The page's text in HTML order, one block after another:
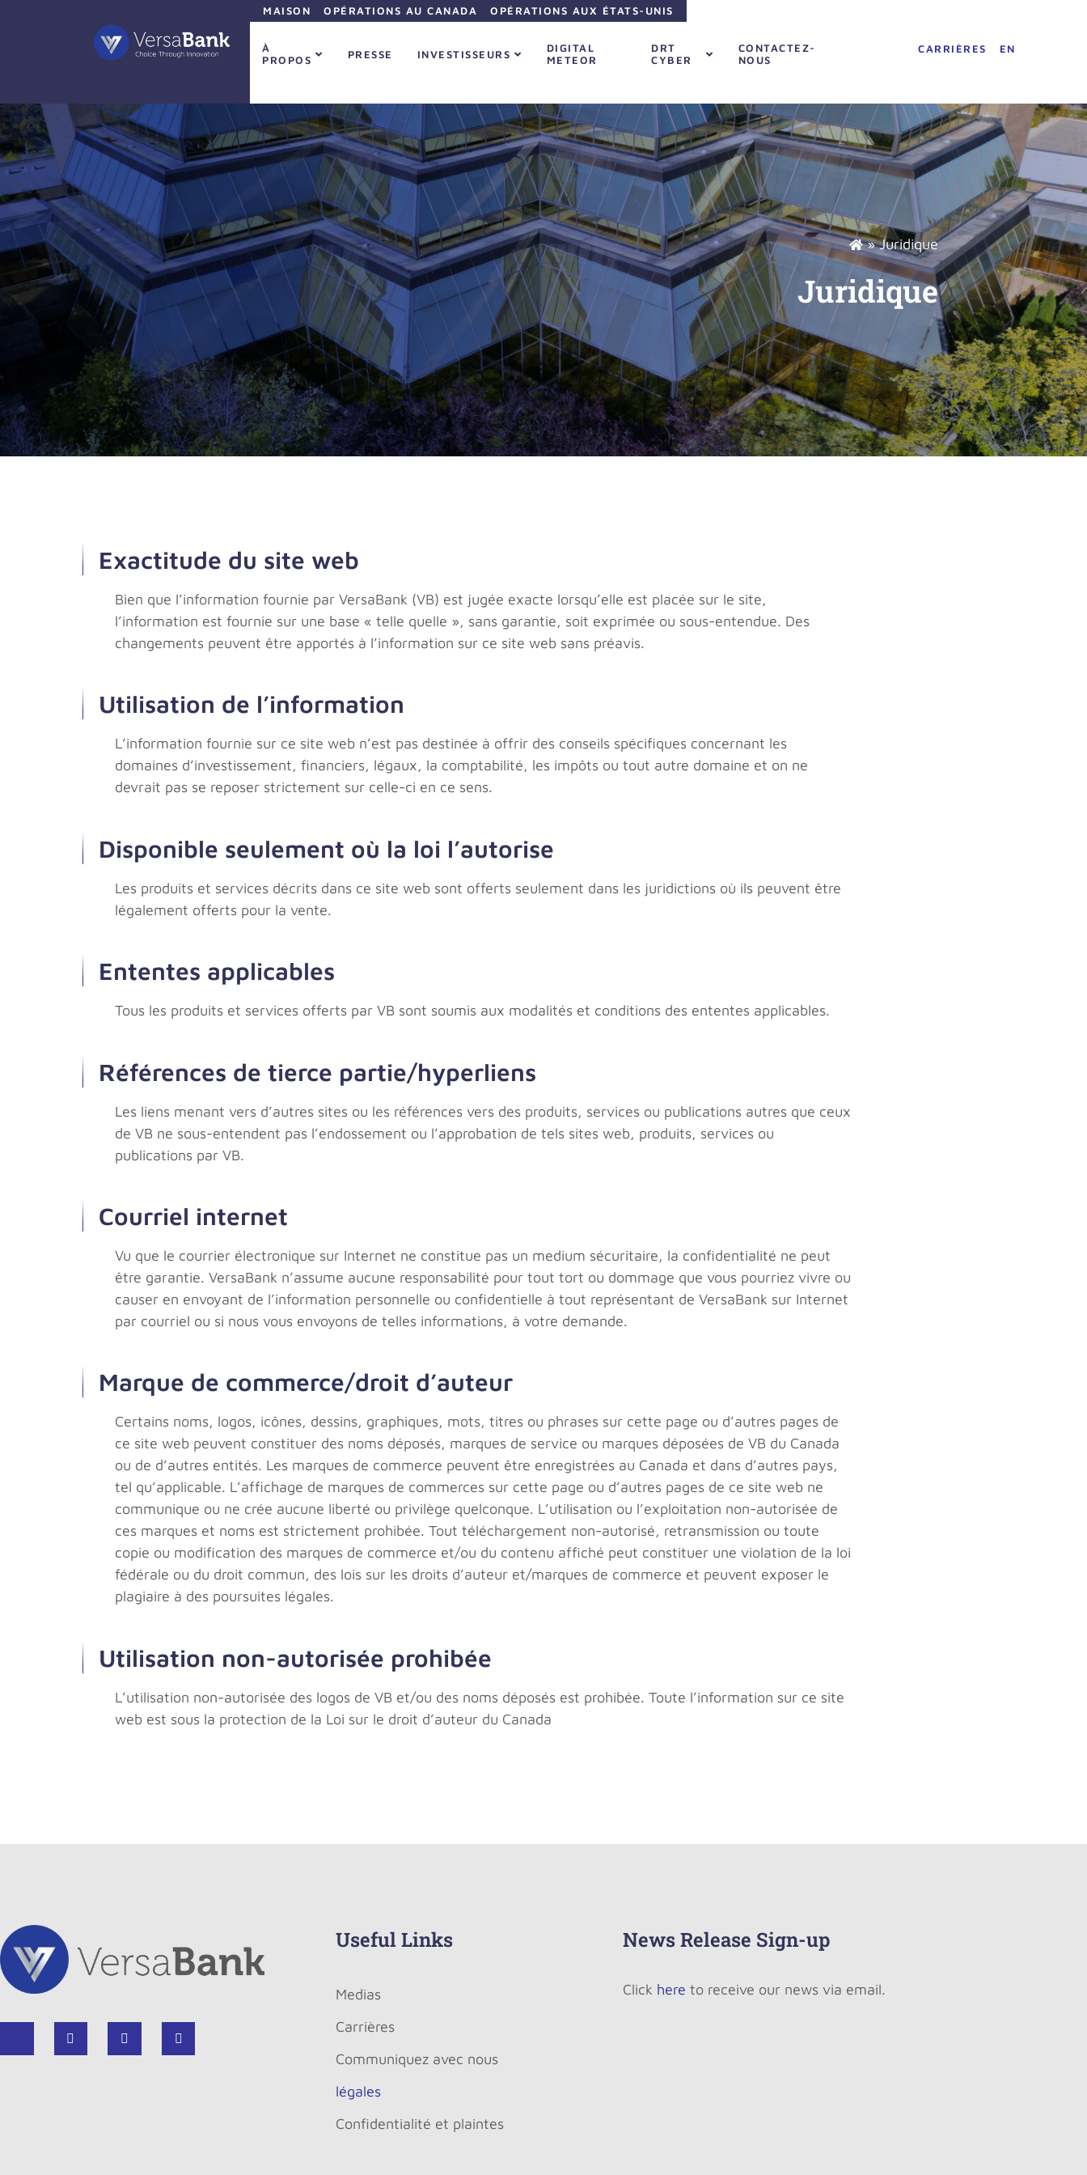
MAISON OPÉRATIONS AU CANADA OPÉRATIONS AUX ÉTATS-UNIS
À
PROPOS
PRESSE INVESTISSEURS
DIGITAL
METEOR
DRT
CYBER
CONTACTEZ-
NOUS
CARRIÈRES EN
»Juridique
Juridique
Exactitude du site web
Bien que l’information fournie par VersaBank (VB) est jugée exacte lorsqu’elle est placée sur le site,
l’information est fournie sur une base « telle quelle », sans garantie, soit exprimée ou sous-entendue. Des
changements peuvent être apportés à l’information sur ce site web sans préavis.
Utilisation de l’information
L’information fournie sur ce site web n’est pas destinée à offrir des conseils spécifiques concernant les
domaines d’investissement, financiers, légaux, la comptabilité, les impôts ou tout autre domaine et on ne
devrait pas se reposer strictement sur celle-ci en ce sens.
Disponible seulement où la loi l’autorise
Les produits et services décrits dans ce site web sont offerts seulement dans les juridictions où ils peuvent être
légalement offerts pour la vente.
Ententes applicables
Tous les produits et services offerts par VB sont soumis aux modalités et conditions des ententes applicables.
Références de tierce partie/hyperliens
Les liens menant vers d’autres sites ou les références vers des produits, services ou publications autres que ceux
de VB ne sous-entendent pas l’endossement ou l’approbation de tels sites web, produits, services ou
publications par VB.
Courriel internet
Vu que le courrier électronique sur Internet ne constitue pas un medium sécuritaire, la confidentialité ne peut
être garantie. VersaBank n’assume aucune responsabilité pour tout tort ou dommage que vous pourriez vivre ou
causer en envoyant de l’information personnelle ou confidentielle à tout représentant de VersaBank sur Internet
par courriel ou si nous vous envoyons de telles informations, à votre demande.
Marque de commerce/droit d’auteur
Certains noms, logos, icônes, dessins, graphiques, mots, titres ou phrases sur cette page ou d’autres pages de
ce site web peuvent constituer des noms déposés, marques de service ou marques déposées de VB du Canada
ou de d’autres entités. Les marques de commerce peuvent être enregistrées au Canada et dans d’autres pays,
tel qu’applicable. L’affichage de marques de commerces sur cette page ou d’autres pages de ce site web ne
communique ou ne crée aucune liberté ou privilège quelconque. L’utilisation ou l’exploitation non-autorisée de
ces marques et noms est strictement prohibée. Tout téléchargement non-autorisé, retransmission ou toute
copie ou modification des marques de commerce et/ou du contenu affiché peut constituer une violation de la loi
fédérale ou du droit commun, des lois sur les droits d’auteur et/marques de commerce et peuvent exposer le
plagiaire à des poursuites légales.
Utilisation non-autorisée prohibée
L’utilisation non-autorisée des logos de VB et/ou des noms déposés est prohibée. Toute l’information sur ce site
web est sous la protection de la Loi sur le droit d’auteur du Canada
Useful Links
Medias
Carrières
Communiquez avec nous
légales
Confidentialité et plaintes
News Release Sign-up
Click here to receive our news via email.